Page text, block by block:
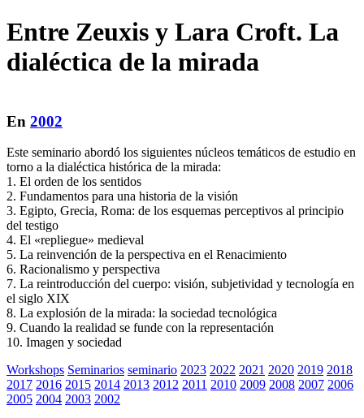
Entre Zeuxis y Lara Croft. La
dialéctica de la mirada
En 2002
Este seminario abordó los siguientes núcleos temáticos de estudio en
torno a la dialéctica histórica de la mirada:
1. El orden de los sentidos
2. Fundamentos para una historia de la visión
3. Egipto, Grecia, Roma: de los esquemas perceptivos al principio
del testigo
4. El «repliegue» medieval
5. La reinvención de la perspectiva en el Renacimiento
6. Racionalismo y perspectiva
7. La reintroducción del cuerpo: visión, subjetividad y tecnología en
el siglo XIX
8. La explosión de la mirada: la sociedad tecnológica
9. Cuando la realidad se funde con la representación
10. Imagen y sociedad
Workshops Seminarios seminario 2023 2022 2021 2020 2019 2018
2017 2016 2015 2014 2013 2012 2011 2010 2009 2008 2007 2006
2005 2004 2003 2002